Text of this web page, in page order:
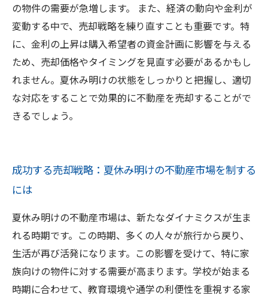
の物件の需要が急増します。 また、経済の動向や金利が
変動する中で、売却戦略を練り直すことも重要です。特
に、金利の上昇は購入希望者の資金計画に影響を与える
ため、売却価格やタイミングを見直す必要があるかもし
れません。夏休み明けの状態をしっかりと把握し、適切
な対応をすることで効果的に不動産を売却することがで
きるでしょう。
成功する売却戦略：夏休み明けの不動産市場を制する
には
夏休み明けの不動産市場は、新たなダイナミクスが生ま
れる時期です。この時期、多くの人々が旅行から戻り、
生活が再び活発になります。この影響を受けて、特に家
族向けの物件に対する需要が高まります。学校が始まる
時期に合わせて、教育環境や通学の利便性を重視する家